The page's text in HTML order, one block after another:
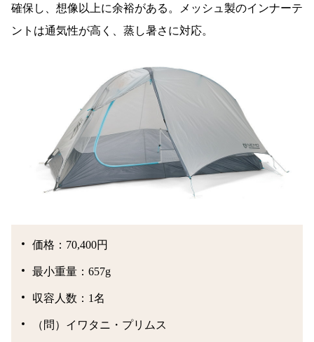
確保し、想像以上に余裕がある。メッシュ製のインナーテ
ントは通気性が高く、蒸し暑さに対応。
価格：70,400円
最小重量：657g
収容人数：1名
（問）イワタニ・プリムス